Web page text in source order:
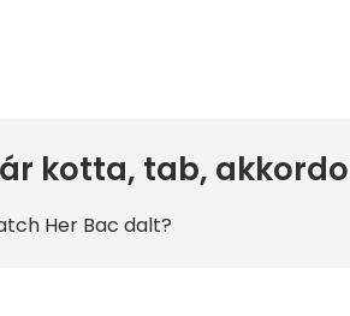
kotta, tab,
Her Bac dalt?